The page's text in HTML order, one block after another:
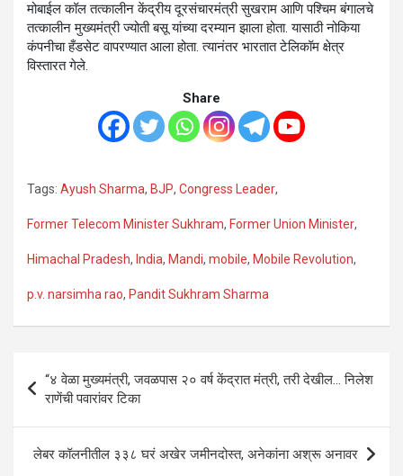
मोबाईल कॉल तत्कालीन केंद्रीय दूरसंचारमंत्री सुखराम आणि पश्चिम बंगालचे
तत्कालीन मुख्यमंत्री ज्योती बसू यांच्या दरम्यान झाला होता. यासाठी नोकिया
कंपनीचा हँडसेट वापरण्यात आला होता. त्यानंतर भारतात टेलिकॉम क्षेत्र
विस्तारत गेले.
Share
Tags: Ayush Sharma, BJP, Congress Leader,
Former Telecom Minister Sukhram, Former Union Minister,
Himachal Pradesh, India, Mandi, mobile, Mobile Revolution,
p.v. narsimha rao, Pandit Sukhram Sharma
navigation
“४ वेळा मुख्यमंत्री, जवळपास २० वर्ष केंद्रात मंत्री, तरी देखील… निलेश
राणेंची पवारांवर टिका
लेबर कॉलनीतील ३३८ घरं अखेर जमीनदोस्त, अनेकांना अश्रू अनावर